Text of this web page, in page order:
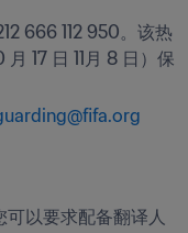
666 112 950。该热
17 日 11月 8 日）保
以要求配备翻译人